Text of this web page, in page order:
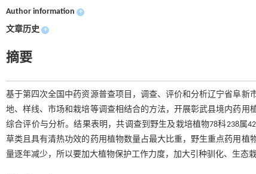
Author information +
文章历史 +
摘要
基于第四次全国中药资源普查项目，调查、评价和分析辽宁省阜
地、样线、市场和栽培等调查相结合的方法，开展彰武县境内药
综合评价与分析。结果表明，共调查到野生及栽培植物78科238属
草类且具有清热功效的药用植物数量占最大比重，野生重点药用
量逐年减少，所以要加大植物保护工作力度，加大引种驯化、生态